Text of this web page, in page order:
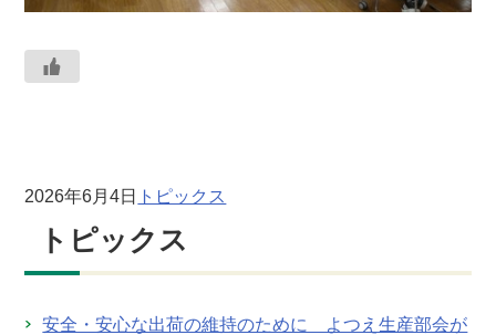
2026年6月4日 トピックス
トピックス
安全・安心な出荷の維持のために よつえ生産部会が